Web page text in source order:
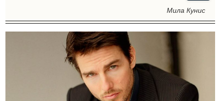
Мила Кунис